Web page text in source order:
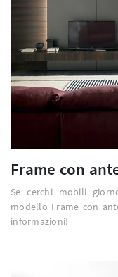
Frame con
Se cerchi mobili
modello Frame con
informazioni!